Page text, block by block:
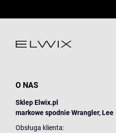
O NAS
Sklep Elwix.pl
markowe spodnie Wrangler, Lee
Obsługa klienta: